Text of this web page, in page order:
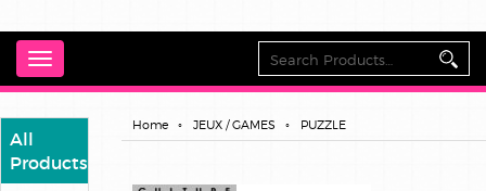
Toggle
navigation
All
Products
Home JEUX / GAMES PUZZLE